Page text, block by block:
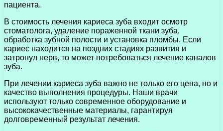
пациента.
В стоимость лечения кариеса зуба входит осмотр
стоматолога, удаление пораженной ткани зуба,
обработка зубной полости и установка пломбы. Если
кариес находится на поздних стадиях развития и
затронул нерв, то может потребоваться лечение каналов
зуба.
При лечении кариеса зуба важно не только его цена, но и
качество выполнения процедуры. Наши врачи
используют только современное оборудование и
высококачественные материалы, гарантируя
долговременный результат лечения.